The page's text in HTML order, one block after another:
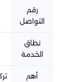
رقم
التواصل
نطاق
الخدمة
أهم